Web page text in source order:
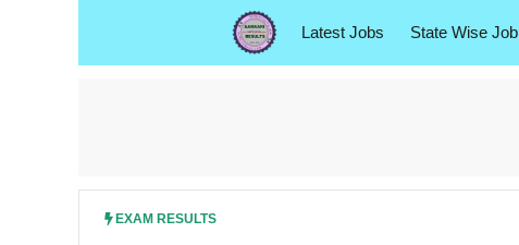
Latest Jobs State Wise Job
EXAM RESULTS